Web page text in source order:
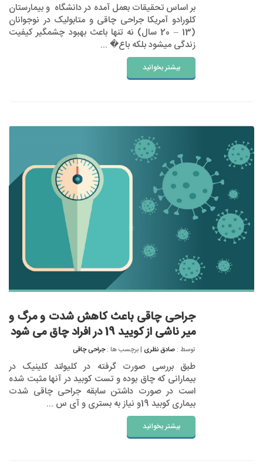
بر اساس تحقیقات بعمل آمده در دانشگاه و بیمارستان
کلورادو آمریکا جراحی چاقی و متابولیک در نوجوانان
(13 – 20 سال) نه تنها باعث بهبود چشمگیر کیفیت
زندگی میشود بلکه باع� ...
بیشتر بخوانید
جراحی چاقی باعث کاهش شدت و مرگ و
میر ناشی از کویید 19 در افراد چاق می شود
توسط : صادق نظری | برچسب ها :جراحی چاقی
طبق بررسی صورت گرفته در کلیولند کلینیک در
بیمارانی که چاق بوده و تست کوبید در آنها مثبت شده
است در صورت داشتن سابقه جراحی چاقی شدت
بیماری کوبید 19و نیاز به بستری و آی س ...
بیشتر بخوانید